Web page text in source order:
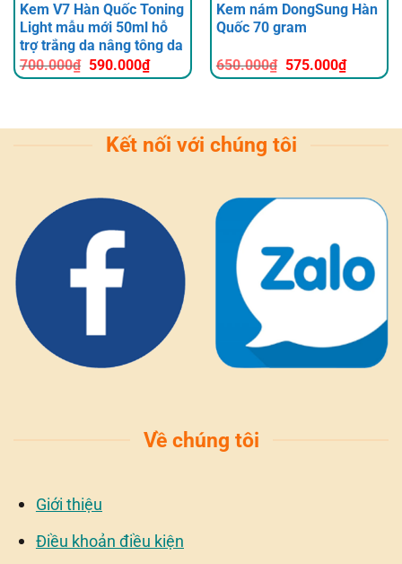
Kem V7 Hàn Quốc Toning
Light mẫu mới 50ml hỗ
trợ trắng da nâng tông da
700.000₫ Giá
gốc
590.000₫Giá
hiện
Kem nám DongSung Hàn
Quốc 70 gram
650.000₫ Giá
gốc
575.000₫Giá
hiện
Kết nối với chúng tôi
Về chúng tôi
Giới thiệu
Điều khoản điều kiện